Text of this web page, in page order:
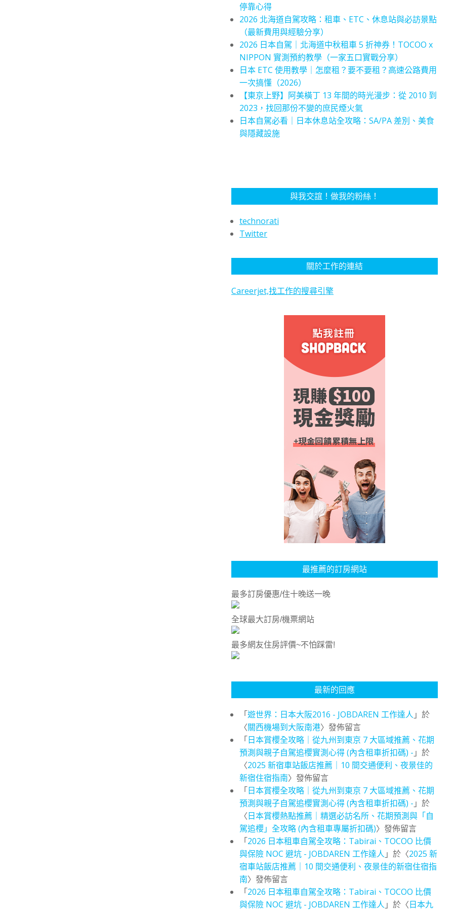
停靠心得
2026 北海道自駕攻略：租車、ETC、休息站與必訪景點
（最新費用與經驗分享）
2026 日本自駕｜北海道中秋租車 5 折神券！TOCOO x
NIPPON 實測預約教學（一家五口實戰分享）
日本 ETC 使用教學｜怎麼租？要不要租？高速公路費用
一次搞懂（2026）
【東京上野】阿美橫丁 13 年間的時光漫步：從 2010 到
2023，找回那份不變的庶民煙火氣
日本自駕必看｜日本休息站全攻略：SA/PA 差別、美食
與隱藏設施
與我交誼！做我的粉絲！
technorati
Twitter
關於工作的連結
Careerjet,找工作的搜尋引擎
最推薦的訂房網站
最多訂房優惠/住十晚送一晚
全球最大訂房/機票網站
最多網友住房評價~不怕踩雷!
最新的回應
「遊世界：日本大阪2016 - JOBDAREN 工作達人 」於
〈關西機場到大阪南港〉發佈留言
「日本賞櫻全攻略｜從九州到東京 7 大區域推薦、花期
預測與親子自駕追櫻實測心得 (內含租車折扣碼) - 」於
〈2025 新宿車站飯店推薦｜10 間交通便利、夜景佳的
新宿住宿指南〉發佈留言
「日本賞櫻全攻略｜從九州到東京 7 大區域推薦、花期
預測與親子自駕追櫻實測心得 (內含租車折扣碼) - 」於
〈日本賞櫻熱點推薦｜精選必訪名所、花期預測與「自
駕追櫻」全攻略 (內含租車專屬折扣碼)〉發佈留言
「2026 日本租車自駕全攻略：Tabirai、TOCOO 比價
與保險 NOC 避坑 - JOBDAREN 工作達人 」於〈2025 新
宿車站飯店推薦｜10 間交通便利、夜景佳的新宿住宿指
南〉發佈留言
「2026 日本租車自駕全攻略：Tabirai、TOCOO 比價
與保險 NOC 避坑 - JOBDAREN 工作達人 」於〈日本九